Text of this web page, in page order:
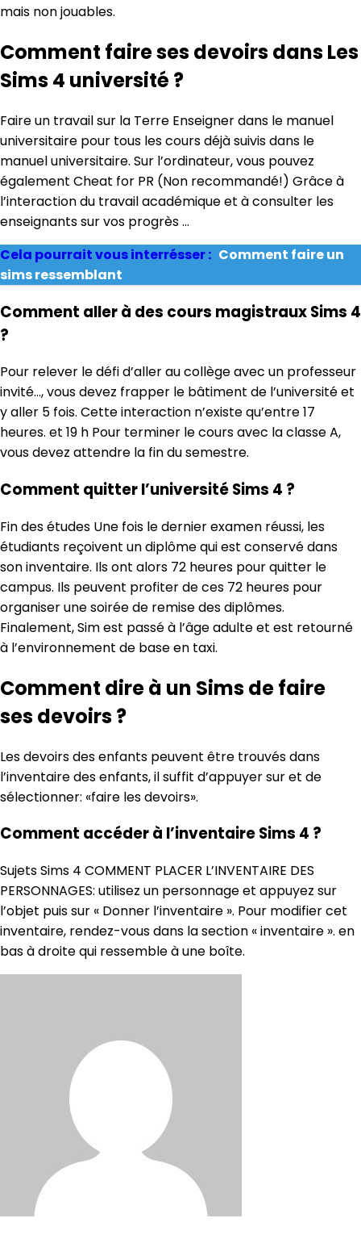
mais non jouables.
Comment faire ses devoirs dans Les
Sims 4 université ?
Faire un travail sur la Terre Enseigner dans le manuel
universitaire pour tous les cours déjà suivis dans le
manuel universitaire. Sur l’ordinateur, vous pouvez
également Cheat for PR (Non recommandé!) Grâce à
l’interaction du travail académique et à consulter les
enseignants sur vos progrès …
Cela pourrait vous interrésser : Comment faire un
sims ressemblant
Comment aller à des cours magistraux Sims 4
?
Pour relever le défi d’aller au collège avec un professeur
invité…, vous devez frapper le bâtiment de l’université et
y aller 5 fois. Cette interaction n’existe qu’entre 17
heures. et 19 h Pour terminer le cours avec la classe A,
vous devez attendre la fin du semestre.
Comment quitter l’université Sims 4 ?
Fin des études Une fois le dernier examen réussi, les
étudiants reçoivent un diplôme qui est conservé dans
son inventaire. Ils ont alors 72 heures pour quitter le
campus. Ils peuvent profiter de ces 72 heures pour
organiser une soirée de remise des diplômes.
Finalement, Sim est passé à l’âge adulte et est retourné
à l’environnement de base en taxi.
Comment dire à un Sims de faire
ses devoirs ?
Les devoirs des enfants peuvent être trouvés dans
l’inventaire des enfants, il suffit d’appuyer sur et de
sélectionner: «faire les devoirs».
Comment accéder à l’inventaire Sims 4 ?
Sujets Sims 4 COMMENT PLACER L’INVENTAIRE DES
PERSONNAGES: utilisez un personnage et appuyez sur
l’objet puis sur « Donner l’inventaire ». Pour modifier cet
inventaire, rendez-vous dans la section « inventaire ». en
bas à droite qui ressemble à une boîte.